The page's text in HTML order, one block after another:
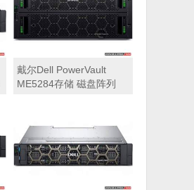
戴尔Dell PowerVault
ME5284存储 磁盘阵列